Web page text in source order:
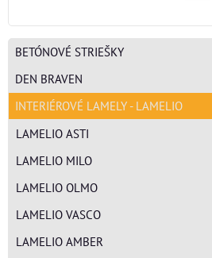
BETÓNOVÉ STRIEŠKY
DEN BRAVEN
INTERIÉROVÉ LAMELY - LAMELIO
LAMELIO ASTI
LAMELIO MILO
LAMELIO OLMO
LAMELIO VASCO
LAMELIO AMBER